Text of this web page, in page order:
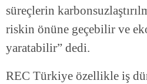
süreçlerin
riskin önüne geçebilir ve
yaratabilir” dedi.
REC Türkiye özellikle iş